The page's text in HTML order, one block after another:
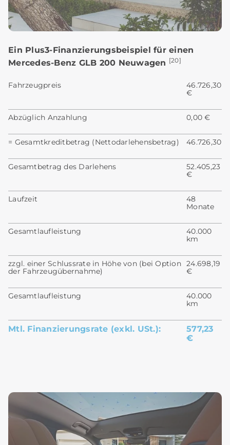
Ein Plus3-Finanzierungsbeispiel für einen
Mercedes-Benz GLB 200 Neuwagen [20]
Fahrzeugpreis
46.726,30
€
Abzüglich Anzahlung 0,00 €
= Gesamtkreditbetrag (Nettodarlehensbetrag) 46.726,30
Gesamtbetrag des Darlehens
52.405,23
€
Laufzeit
48
Monate
Gesamtlaufleistung
40.000
km
zzgl. einer Schlussrate in Höhe von (bei Option
der Fahrzeugübernahme)
24.698,19
€
Gesamtlaufleistung
40.000
km
Mtl. Finanzierungsrate (exkl. USt.):
577,23
€